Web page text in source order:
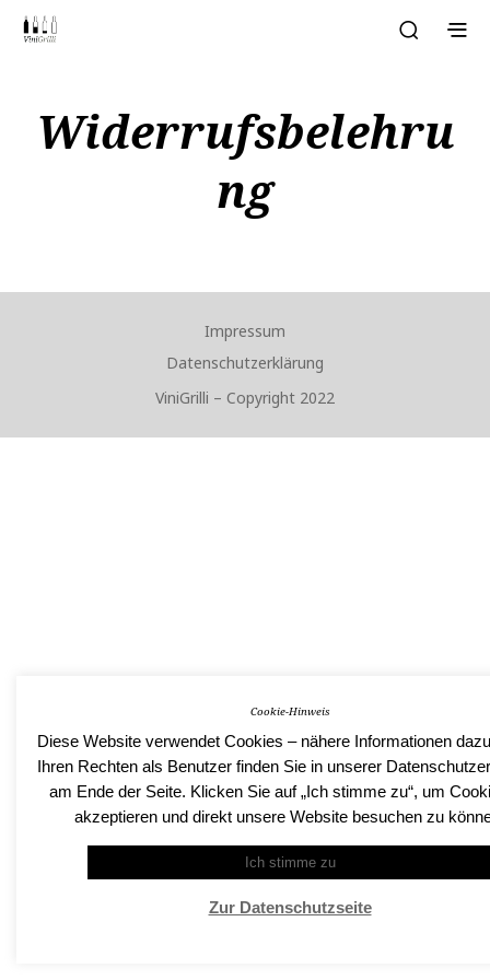
Widerrufsbelehru
Ng
Impressum
Datenschutzerklärung
ViniGrilli – Copyright 2022
Cookie-Hinweis
Diese Website verwendet Cookies – nähere Informationen
Ihren Rechten als Benutzer finden Sie in unserer
am Ende der Seite. Klicken Sie auf „Ich stimme zu“, um
akzeptieren und direkt unsere Website besuchen zu
Ich stimme zu
Zur Datenschutzseite